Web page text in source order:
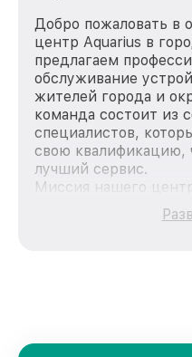
Добро пожаловать в
центр Aquarius в
предлагаем
обслуживание
жителей города и
команда состоит из
специалистов,
свою квалификацию,
лучший сервис.
Миссия нашего
качественный и
каждого